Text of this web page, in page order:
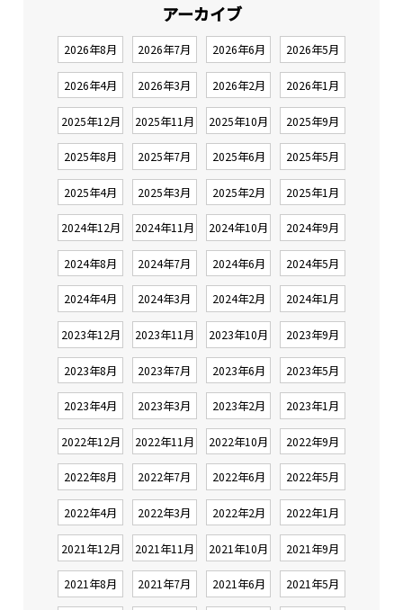
アーカイブ
2026年8月 2026年7月 2026年6月 2026年5月
2026年4月 2026年3月 2026年2月 2026年1月
2025年12月 2025年11月 2025年10月 2025年9月
2025年8月 2025年7月 2025年6月 2025年5月
2025年4月 2025年3月 2025年2月 2025年1月
2024年12月 2024年11月 2024年10月 2024年9月
2024年8月 2024年7月 2024年6月 2024年5月
2024年4月 2024年3月 2024年2月 2024年1月
2023年12月 2023年11月 2023年10月 2023年9月
2023年8月 2023年7月 2023年6月 2023年5月
2023年4月 2023年3月 2023年2月 2023年1月
2022年12月 2022年11月 2022年10月 2022年9月
2022年8月 2022年7月 2022年6月 2022年5月
2022年4月 2022年3月 2022年2月 2022年1月
2021年12月 2021年11月 2021年10月 2021年9月
2021年8月 2021年7月 2021年6月 2021年5月